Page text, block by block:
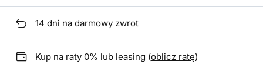
14 dni na darmowy zwrot
Kup na raty 0% lub leasing (oblicz ratę)